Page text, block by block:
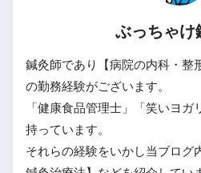
ぶっちゃけ
鍼灸師であり【病院の内科・整
の勤務経験がございます。
「健康食品管理士」「笑いヨガ
持っています。
それらの経験をいかし当ブログ